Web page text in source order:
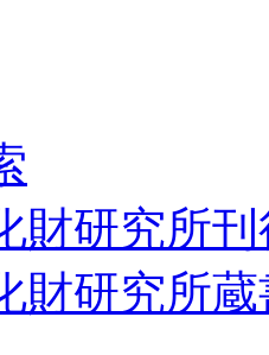
財研究所
財研究所